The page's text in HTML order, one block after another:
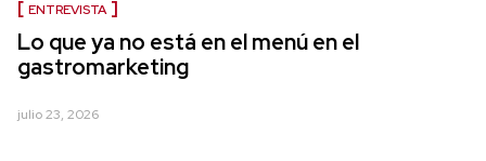
ENTREVISTA
Lo que ya no está en el menú en el
gastromarketing
julio 23, 2026